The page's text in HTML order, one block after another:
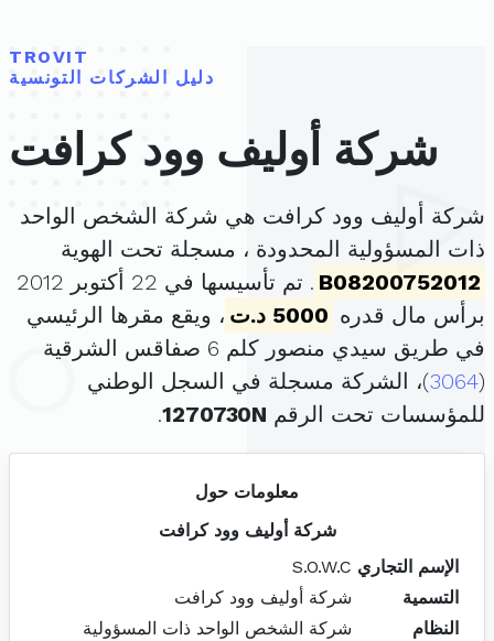
TROVIT
دليل الشركات التونسية
شركة أوليف وود كرافت
شركة أوليف وود كرافت هي شركة الشخص الواحد
ذات المسؤولية المحدودة ، مسجلة تحت الهوية
B08200752012
. تم تأسيسها في 22 أكتوبر 2012
برأس مال قدره 5000 د.ت
، ويقع مقرها الرئيسي
في طريق سيدي منصور كلم 6 صفاقس الشرقية
(
3064)، الشركة مسجلة في السجل الوطني
للمؤسسات تحت الرقم 1270730N
.
معلومات حول
شركة أوليف وود كرافت
الإسم التجاري S.O.W.C
التسمية
شركة أوليف وود كرافت
النظام
شركة الشخص الواحد ذات المسؤولية